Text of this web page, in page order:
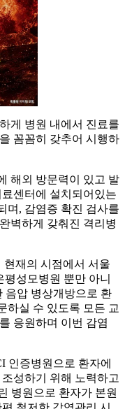
게 병원 내에서 진료를
꼼꼼히 갖추어 시행하
해외 방문력이 있고 발
센터에 설치되어있는
며, 감염증 확진 검사를
벽하게 갖춰진 격리병
현재의 시점에서 서울
성모병원 뿐만 아니
음압 병상개방으로 환
하실 수 있도록 모든 교
응원하며 이번 감염
인증병원으로 환자에
성하기 위해 노력하고
병원으로 환자가 본원